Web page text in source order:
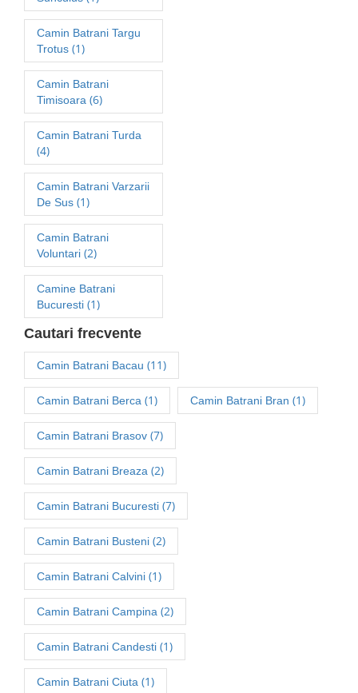
Camin Batrani Targu
Trotus (1)
Camin Batrani
Timisoara (6)
Camin Batrani Turda
(4)
Camin Batrani Varzarii
De Sus (1)
Camin Batrani
Voluntari (2)
Camine Batrani
Bucuresti (1)
Cautari frecvente
Camin Batrani Bacau (11)
Camin Batrani Berca (1) Camin Batrani Bran (1)
Camin Batrani Brasov (7)
Camin Batrani Breaza (2)
Camin Batrani Bucuresti (7)
Camin Batrani Busteni (2)
Camin Batrani Calvini (1)
Camin Batrani Campina (2)
Camin Batrani Candesti (1)
Camin Batrani Ciuta (1)